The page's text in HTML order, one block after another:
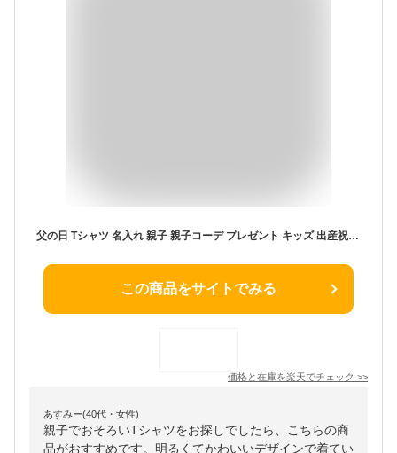
父の日 Tシャツ 名入れ 親子 親子コーデ プレゼント キッズ 出産祝い 兄弟 姉妹 姉弟 兄妹 夏 セット ロンパース 子供服 お祝い プリント 運動会 還暦 誕生日 一枚から 80 リンクコーデ お揃い 赤ちゃん ペア こども サッカー スマイル smile
この商品をサイトでみる
価格と在庫を楽天でチェック >>
あすみー(40代・女性)
親子でおそろいTシャツをお探しでしたら、こちらの商
品がおすすめです。明るくてかわいいデザインで着てい